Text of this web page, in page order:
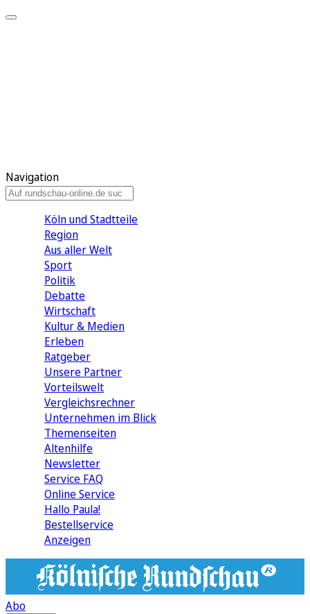
Navigation
Köln und Stadtteile
Region
Aus aller Welt
Sport
Politik
Debatte
Wirtschaft
Kultur & Medien
Erleben
Ratgeber
Unsere Partner
Vorteilswelt
Vergleichsrechner
Unternehmen im Blick
Themenseiten
Altenhilfe
Newsletter
Service FAQ
Online Service
Hallo Paula!
Bestellservice
Anzeigen
Abo